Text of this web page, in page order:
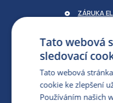
ZÁRUKA
MÁM DOTAZ KE
Tato webová
sledovací
Tato webová
cookie ke zlepšení
Používáním našich